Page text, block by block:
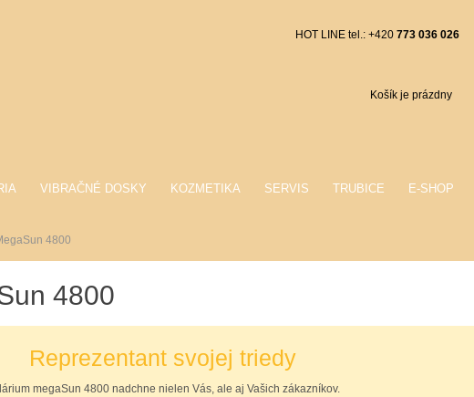
HOT LINE tel.: +420 773 036 026
Košík je prázdny
VIBRAČNÉ DOSKY KOZMETIKA SERVIS TRUBICE E-SHOP
4800
4800
Reprezentant svojej triedy
megaSun 4800 nadchne nielen Vás, ale aj Vašich zákazníkov.